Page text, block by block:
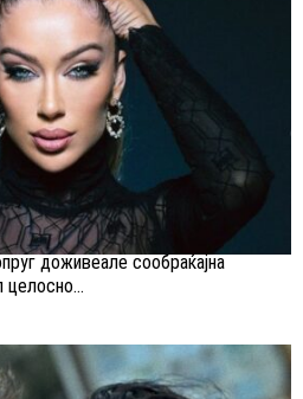
доживеале сообраќајна